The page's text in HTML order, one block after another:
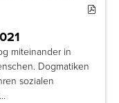
miteinander in
Dogmatiken
sozialen